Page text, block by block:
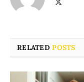
RELATEDPOSTS